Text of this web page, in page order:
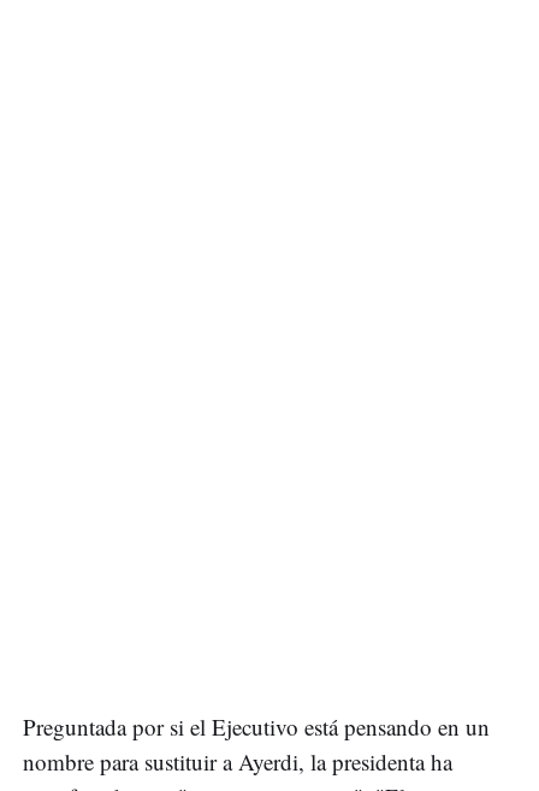
Preguntada por si el Ejecutivo está pensando en un
nombre para sustituir a Ayerdi, la presidenta ha